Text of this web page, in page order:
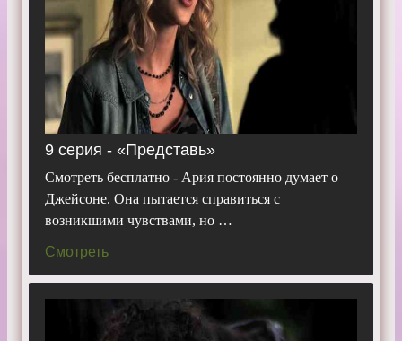
9 серия - «Представь»
Смотреть бесплатно - Ария постоянно думает о
Джейсоне. Она пытается справиться с
возникшими чувствами, но …
Смотреть